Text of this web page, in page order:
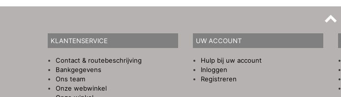
KLANTENSERVICE
Contact & routebeschrijving
Bankgegevens
Ons team
Onze webwinkel
UW ACCOUNT
Hulp bij uw account
Inloggen
Registreren